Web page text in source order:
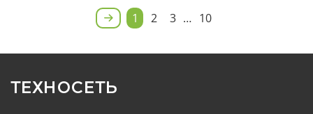
1 2 3 … 10
ТЕХНОСЕТЬ